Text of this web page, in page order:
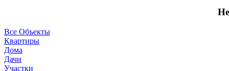
Все Объекты
Квартиры
Дома
Дачи
Участки